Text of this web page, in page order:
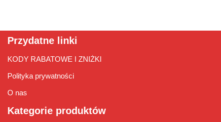
Przydatne linki
KODY RABATOWE I ZNIŻKI
Polityka prywatności
O nas
Kategorie produktów